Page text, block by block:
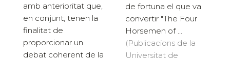
amb anterioritat que,
en conjunt, tenen la
finalitat de
proporcionar un
debat coherent de la
de fortuna el que va
convertir "The Four
Horsemen of ...
(Publicacions de la
Universitat de